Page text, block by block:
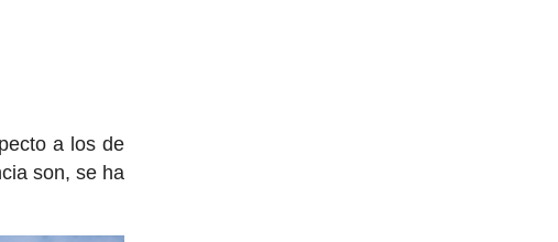
a los de
son, se ha